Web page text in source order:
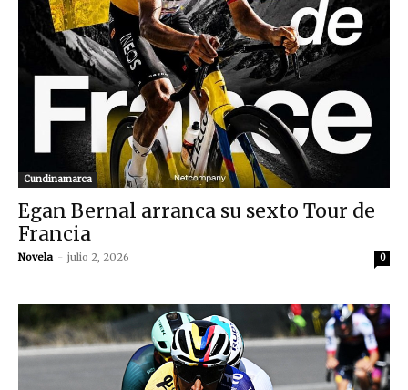
Cundinamarca
Egan Bernal arranca su sexto Tour de
Francia
Novela - julio 2, 2026 0